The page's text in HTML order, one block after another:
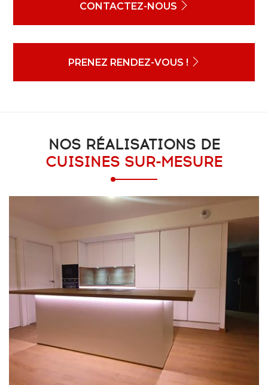
CONTACTEZ-NOUS
PRENEZ RENDEZ-VOUS !
NOS RÉALISATIONS DE
CUISINES SUR-MESURE